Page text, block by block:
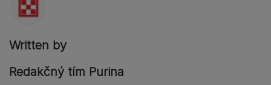
Written by
Redakčný tím Purina